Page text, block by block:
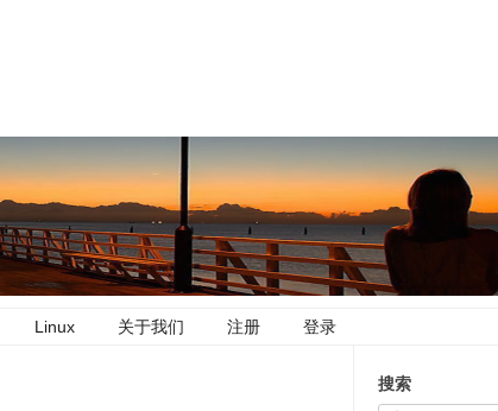
Linux 关于我们 注册 登录
搜索